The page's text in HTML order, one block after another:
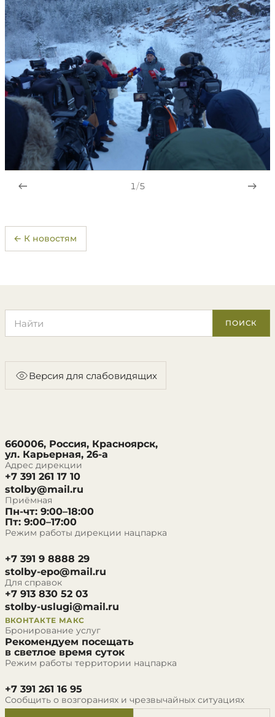
1/5
← К новостям
ПОИСК
Версия для слабовидящих
660006, Россия, Красноярск,
ул. Карьерная, 26-а
Адрес дирекции
+7 391 261 17 10
stolby@mail.ru
Приёмная
Пн-чт: 9:00–18:00
Пт: 9:00–17:00
Режим работы дирекции нацпарка
+7 391 9 8888 29
stolby-epo@mail.ru
Для справок
+7 913 830 52 03
stolby-uslugi@mail.ru
ВКОНТАКТЕ МАКС
Бронирование услуг
Рекомендуем посещать
в светлое время суток
Режим работы территории нацпарка
+7 391 261 16 95
Сообщить о возгораниях и чрезвычайных ситуациях